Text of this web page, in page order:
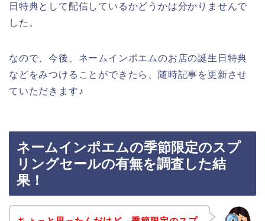
日特典として配信しているかどうかは分かりませんで
した。
なので、今後、ネームインポエムのお店の誕生日特典
などをみつけることができたら、随時記事を更新させ
ていただきます♪
ネームインポエムの季節限定のスプ
リングセールの有無を調査した結
果！